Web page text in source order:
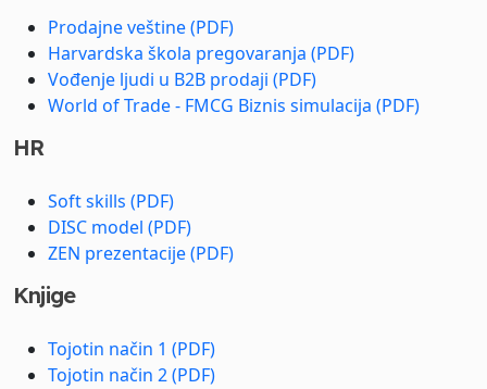
Prodajne veštine (PDF)
Harvardska škola pregovaranja (PDF)
Vođenje ljudi u B2B prodaji (PDF)
World of Trade - FMCG Biznis simulacija (PDF)
HR
Soft skills (PDF)
DISC model (PDF)
ZEN prezentacije (PDF)
Knjige
Tojotin način 1 (PDF)
Tojotin način 2 (PDF)